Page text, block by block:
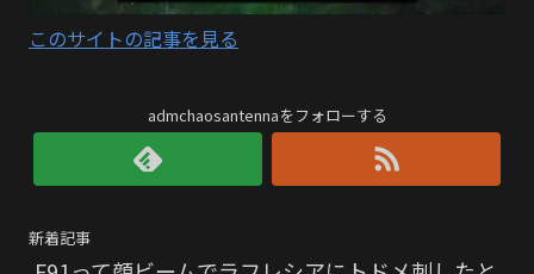
このサイトの記事を見る
admchaosantennaをフォローする
新着記事